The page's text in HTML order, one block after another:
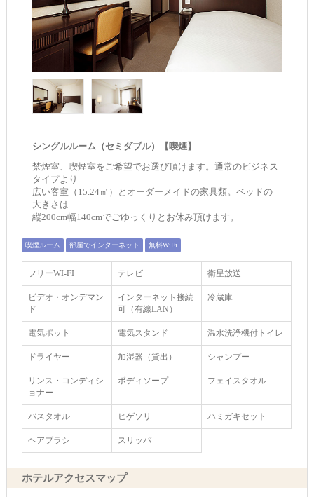
シングルルーム（セミダブル）【喫煙】
禁煙室、喫煙室をご希望でお選び頂けます。通常のビジネス
タイプより
広い客室（15.24㎡）とオーダーメイドの家具類。ベッドの
大きさは
縦200cm幅140cmでごゆっくりとお休み頂けます。
喫煙ルーム 部屋でインターネット 無料WiFi
フリーWI‐FI テレビ 衛星放送
ビデオ・オンデマン
ド
インターネット接続
可（有線LAN）
冷蔵庫
電気ポット 電気スタンド 温水洗浄機付トイレ
ドライヤー 加湿器（貸出） シャンプー
リンス・コンディシ
ョナー
ボディソープ フェイスタオル
バスタオル ヒゲソリ ハミガキセット
ヘアブラシ スリッパ
ホテルアクセスマップ